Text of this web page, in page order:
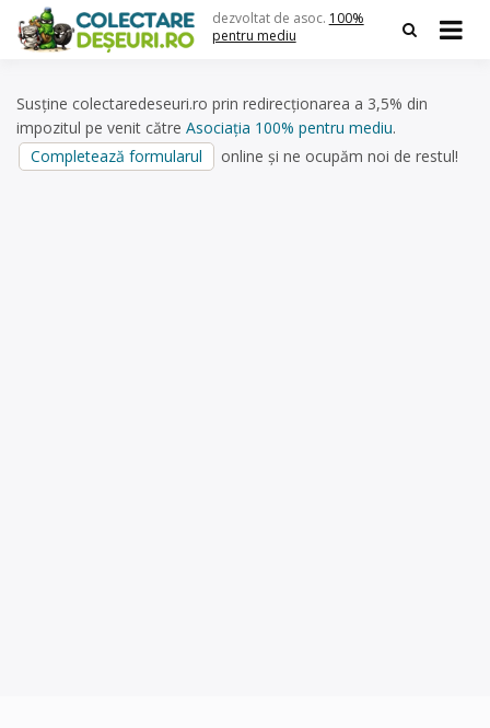
content
dezvoltat de asoc. 100%
pentru mediu
Susține colectaredeseuri.ro prin redirecționarea a 3,5% din
impozitul pe venit către Asociația 100% pentru mediu.
Completează formularul
online și ne ocupăm noi de restul!